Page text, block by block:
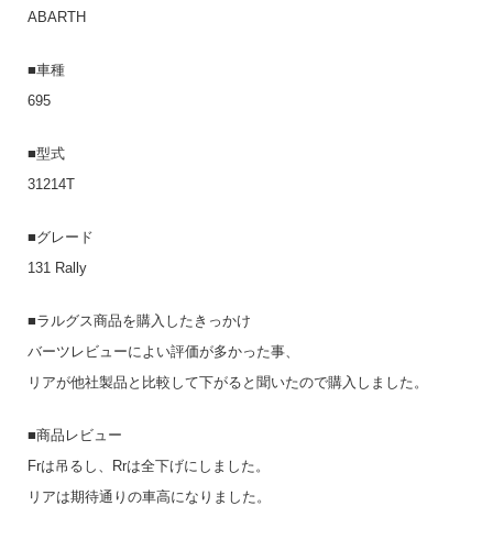
ABARTH
■車種
695
■型式
31214T
■グレード
131 Rally
■ラルグス商品を購入したきっかけ
バーツレビューによい評価が多かった事、
リアが他社製品と比較して下がると聞いたので購入しました。
■商品レビュー
Frは吊るし、Rrは全下げにしました。
リアは期待通りの車高になりました。